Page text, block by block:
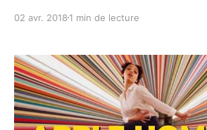
profitant d'un meilleur ROI (retour sur
02 avr. 2018 1 min de lecture